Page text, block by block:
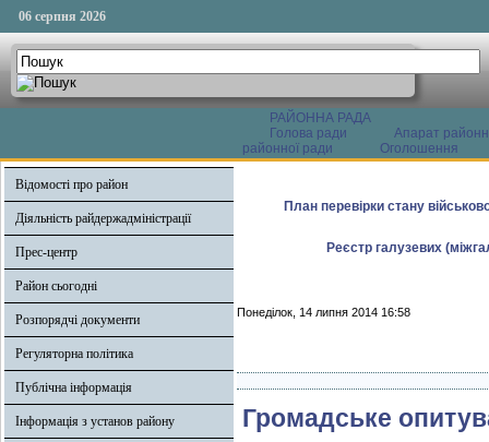
06 серпня 2026
РАЙОННА РАДА
Голова ради
Апарат
районної ради
Оголошення
Відомості про район
Діяльність райдержадміністрації
Прес-центр
Район сьогодні
Розпорядчі документи
Регуляторна політика
Публічна інформація
Інформація з установ району
План перевірки стану
Реєстр галузевих
Понеділок, 14 липня 2014 16:58
Громадське